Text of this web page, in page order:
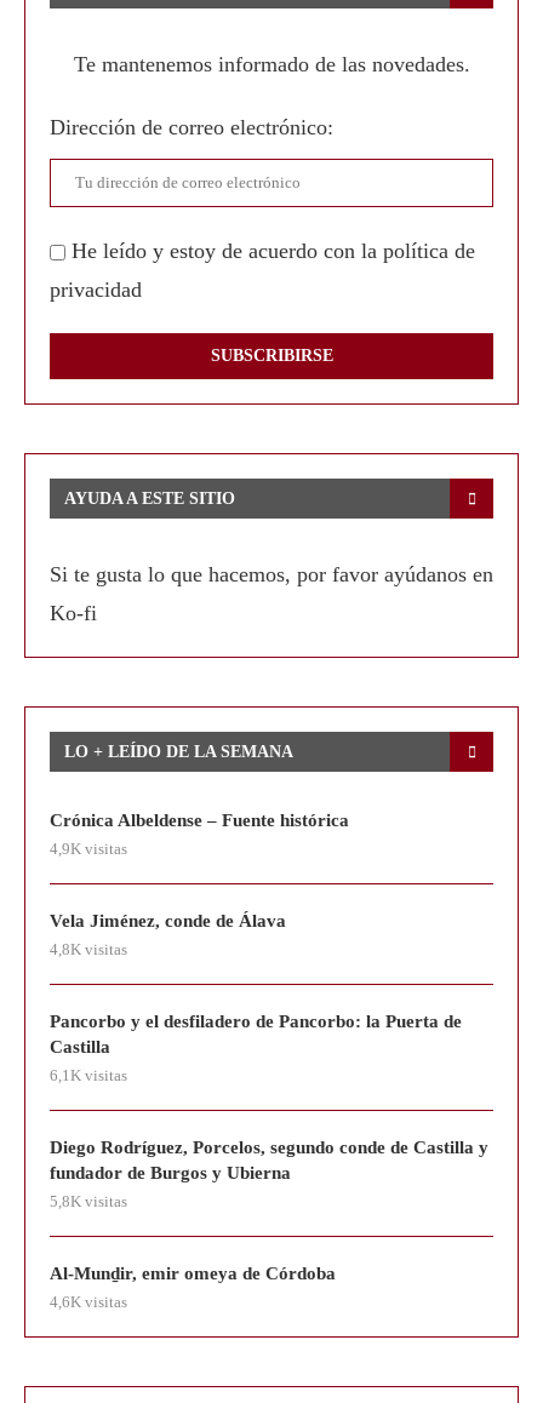
Te mantenemos informado de las novedades.
Dirección de correo electrónico:
He leído y estoy de acuerdo con la política de
privacidad
AYUDA A ESTE SITIO
Si te gusta lo que hacemos, por favor ayúdanos en
Ko-fi
LO + LEÍDO DE LA SEMANA
Crónica Albeldense – Fuente histórica
4,9K visitas
Vela Jiménez, conde de Álava
4,8K visitas
Pancorbo y el desfiladero de Pancorbo: la Puerta de
Castilla
6,1K visitas
Diego Rodríguez, Porcelos, segundo conde de Castilla y
fundador de Burgos y Ubierna
5,8K visitas
Al-Munḏir, emir omeya de Córdoba
4,6K visitas